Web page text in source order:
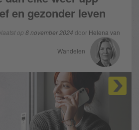
en gezonder leven
op 8 november 2024 door Helena van
Wandelen